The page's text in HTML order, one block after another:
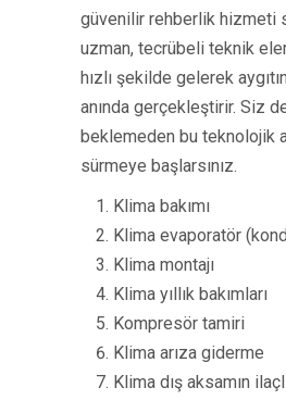
güvenilir rehberlik hizmeti
uzman, tecrübeli teknik
hızlı şekilde gelerek
anında gerçekleştirir. Siz
beklemeden bu teknolojik
sürmeye başlarsınız.
Klima bakımı
Klima evaporatör
Klima montajı
Klima yıllık bakımları
Kompresör tamiri
Klima arıza giderme
Klima dış aksamın